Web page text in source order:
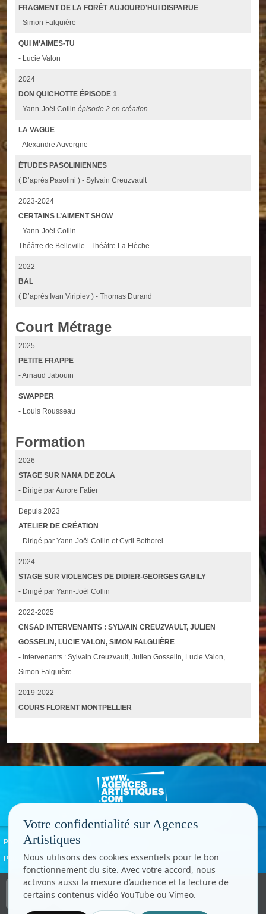
FRAGMENT DE LA FORÊT AUJOURD’HUI DISPARUE
- Simon Falguière
QUI M’AIMES-TU
- Lucie Valon
2024
DON QUICHOTTE ÉPISODE 1
- Yann-Joël Collinépisode 2 en création
LA VAGUE
- Alexandre Auvergne
ÉTUDES PASOLINIENNES
( D’après Pasolini ) - Sylvain Creuzvault
2023-2024
CERTAINS L’AIMENT SHOW
- Yann-Joël Collin
Théâtre de Belleville - Théâtre La Flèche
2022
BAL
( D’après Ivan Viripiev ) - Thomas Durand
Court Métrage
2025
PETITE FRAPPE
- Arnaud Jabouin
SWAPPER
- Louis Rousseau
Formation
2026
STAGE SUR NANA DE ZOLA
- Dirigé par Aurore Fatier
Depuis 2023
ATELIER DE CRÉATION
- Dirigé par Yann-Joël Collin et Cyril Bothorel
2024
STAGE SUR VIOLENCES DE DIDIER-GEORGES GABILY
- Dirigé par Yann-Joël Collin
2022-2025
CNSAD INTERVENANTS : SYLVAIN CREUZVAULT, JULIEN
GOSSELIN, LUCIE VALON, SIMON FALGUIÈRE
- Intervenants : Sylvain Creuzvault, Julien Gosselin, Lucie Valon,
Simon Falguière...
2019-2022
COURS FLORENT MONTPELLIER
Politique de confidentialité
Paramètres cookies
Copyright © CC.Comunication
Tous droits réservés
Votre confidentialité sur Agences
Artistiques
Nous utilisons des cookies essentiels pour le bon
fonctionnement du site. Avec votre accord, nous
activons aussi la mesure d’audience et la lecture de
certains contenus vidéo YouTube ou Vimeo.